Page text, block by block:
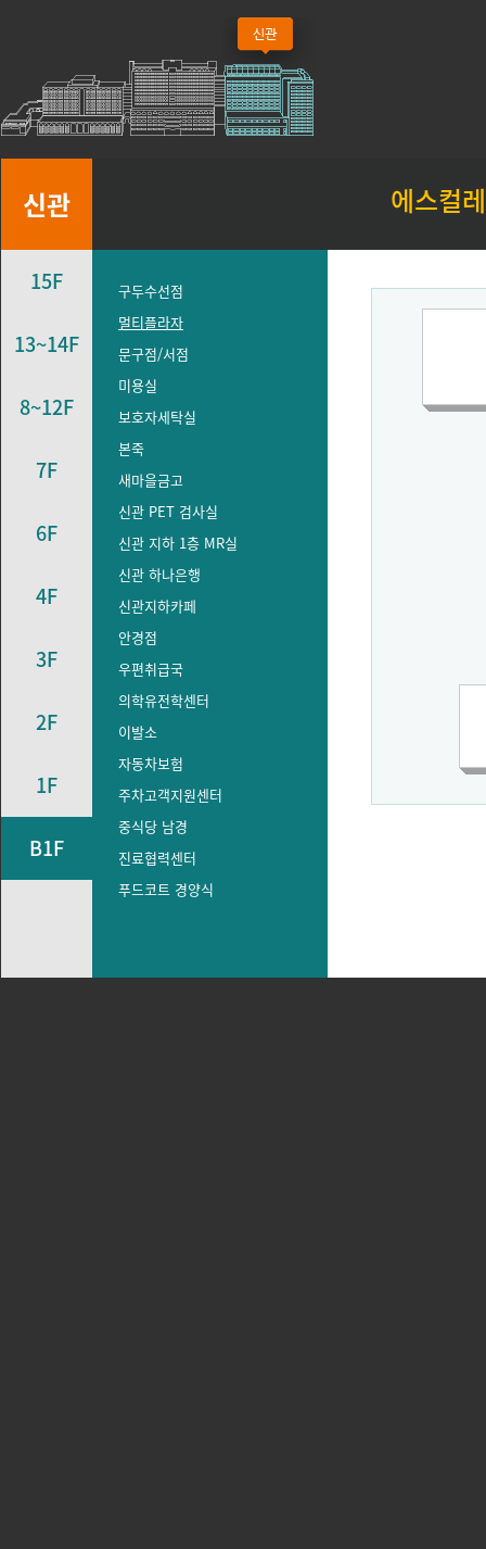
신관 에스컬
15F
13~14F
8~12F
7F
6F
4F
3F
2F
1F
B1F
구두수선점
멀티플라자
문구점/서점
미용실
보호자세탁실
본죽
새마을금고
신관 PET 검사실
신관 지하 1층 MR실
신관 하나은행
신관지하카페
안경점
우편취급국
의학유전학센터
이발소
자동차보험
주차고객지원센터
중식당 남경
진료협력센터
푸드코트 경양식